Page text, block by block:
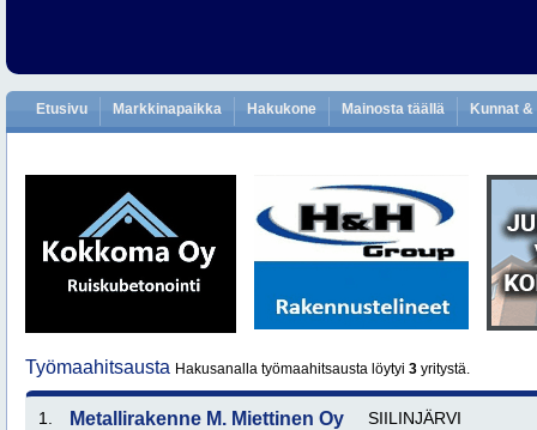
Etusivu Markkinapaikka Hakukone Mainosta täällä Kunnat
Työmaahitsausta Hakusanalla työmaahitsausta löytyi 3 yritystä.
1. Metallirakenne M. Miettinen Oy SIILINJÄRVI